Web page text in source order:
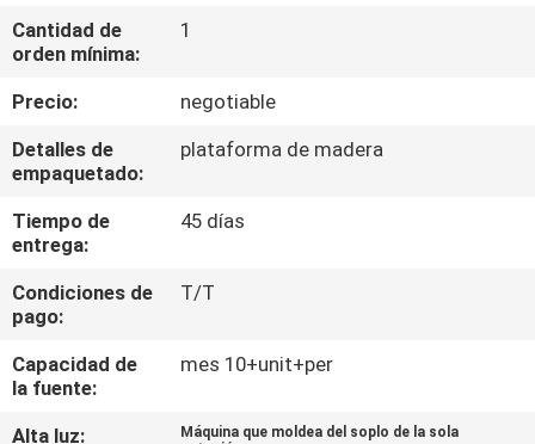
DE
CALIDAD
ÉNTRENOS
EN
CONTACTO
CON
Cantidad de
orden mínima:
1
Precio:
negotiable
Detalles de
empaquetado:
plataforma de madera
Tiempo de
entrega:
45 días
Condiciones de
pago:
T/T
Capacidad de
la fuente:
mes 10+unit+per
Alta luz:
Máquina que moldea del soplo de la sola